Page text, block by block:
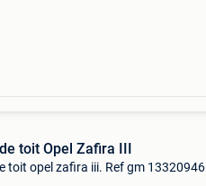
toit Opel Zafira III
toit opel zafira iii. Ref gm 13320946